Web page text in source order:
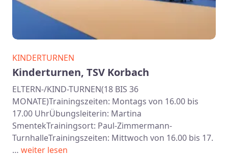
KINDERTURNEN
Kinderturnen, TSV Korbach
ELTERN-/KIND-TURNEN(18 BIS 36
MONATE)Trainingszeiten: Montags von 16.00 bis
17.00 UhrÜbungsleiterin: Martina
SmentekTrainingsort: Paul-Zimmermann-
TurnhalleTrainingszeiten: Mittwoch von 16.00 bis 17.
… weiter lesen